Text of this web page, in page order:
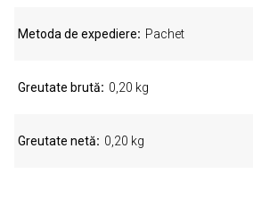
Metoda de expediere Pachet
Greutate brută 0,20 kg
Greutate netă 0,20 kg